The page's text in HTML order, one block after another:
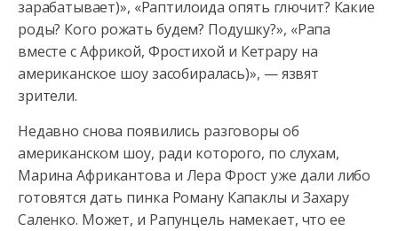
зарабатывает)», «Раптилоида опять глючит? Какие
роды? Кого рожать будем? Подушку?», «Рапа
вместе с Африкой, Фростихой и Кетрару на
американское шоу засобиралась)», — язвят
зрители.
Недавно снова появились разговоры об
американском шоу, ради которого, по слухам,
Марина Африкантова и Лера Фрост уже дали либо
готовятся дать пинка Роману Капаклы и Захару
Саленко. Может, и Рапунцель намекает, что ее